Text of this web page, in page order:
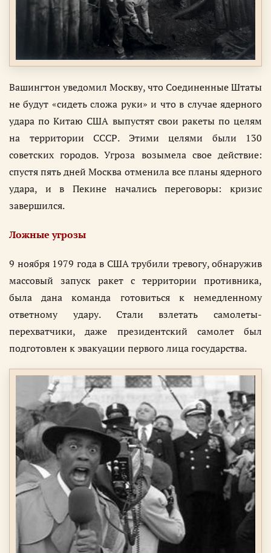
Вашингтон уведомил Москву, что Соединенные Штаты
не будут «сидеть сложа руки» и что в случае ядерного
удара по Китаю США выпустят свои ракеты по целям
на территории СССР. Этими целями были 130
советских городов. Угроза возымела свое действие:
спустя пять дней Москва отменила все планы ядерного
удара, и в Пекине начались переговоры: кризис
завершился.
Ложные угрозы
9 ноября 1979 года в США трубили тревогу, обнаружив
массовый запуск ракет с территории противника,
была дана команда готовиться к немедленному
ответному удару. Стали взлетать самолеты-
перехватчики, даже президентский самолет был
подготовлен к эвакуации первого лица государства.